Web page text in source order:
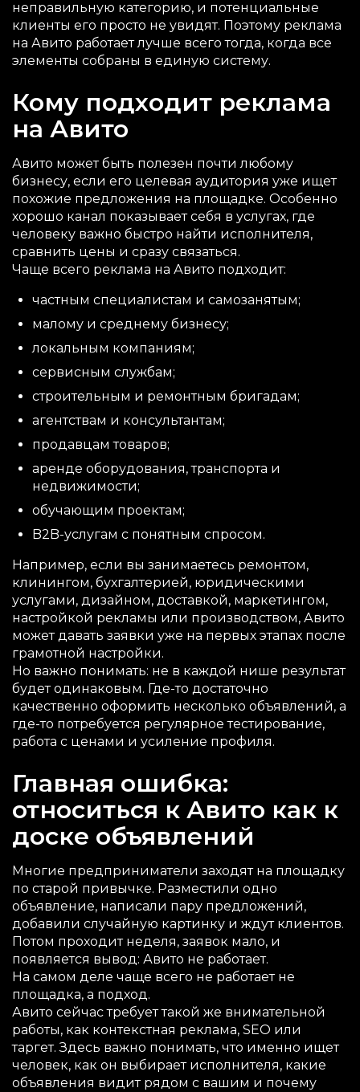
неправильную категорию, и потенциальные
клиенты его просто не увидят. Поэтому реклама
на Авито работает лучше всего тогда, когда все
элементы собраны в единую систему.
Кому подходит реклама
на Авито
Авито может быть полезен почти любому
бизнесу, если его целевая аудитория уже ищет
похожие предложения на площадке. Особенно
хорошо канал показывает себя в услугах, где
человеку важно быстро найти исполнителя,
сравнить цены и сразу связаться.
Чаще всего реклама на Авито подходит:
частным специалистам и самозанятым;
малому и среднему бизнесу;
локальным компаниям;
сервисным службам;
строительным и ремонтным бригадам;
агентствам и консультантам;
продавцам товаров;
аренде оборудования, транспорта и
недвижимости;
обучающим проектам;
B2B-услугам с понятным спросом.
Например, если вы занимаетесь ремонтом,
клинингом, бухгалтерией, юридическими
услугами, дизайном, доставкой, маркетингом,
настройкой рекламы или производством, Авито
может давать заявки уже на первых этапах после
грамотной настройки.
Но важно понимать: не в каждой нише результат
будет одинаковым. Где-то достаточно
качественно оформить несколько объявлений, а
где-то потребуется регулярное тестирование,
работа с ценами и усиление профиля.
Главная ошибка:
относиться к Авито как к
доске объявлений
Многие предприниматели заходят на площадку
по старой привычке. Разместили одно
объявление, написали пару предложений,
добавили случайную картинку и ждут клиентов.
Потом проходит неделя, заявок мало, и
появляется вывод: Авито не работает.
На самом деле чаще всего не работает не
площадка, а подход.
Авито сейчас требует такой же внимательной
работы, как контекстная реклама, SEO или
таргет. Здесь важно понимать, что именно ищет
человек, как он выбирает исполнителя, какие
объявления видит рядом с вашим и почему